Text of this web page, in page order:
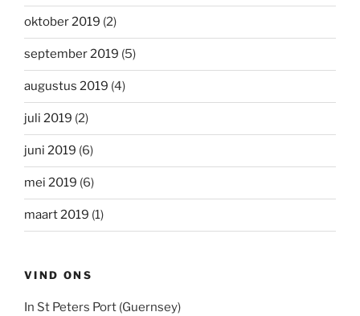
oktober 2019 (2)
september 2019 (5)
augustus 2019 (4)
juli 2019 (2)
juni 2019 (6)
mei 2019 (6)
maart 2019 (1)
VIND ONS
In St Peters Port (Guernsey)